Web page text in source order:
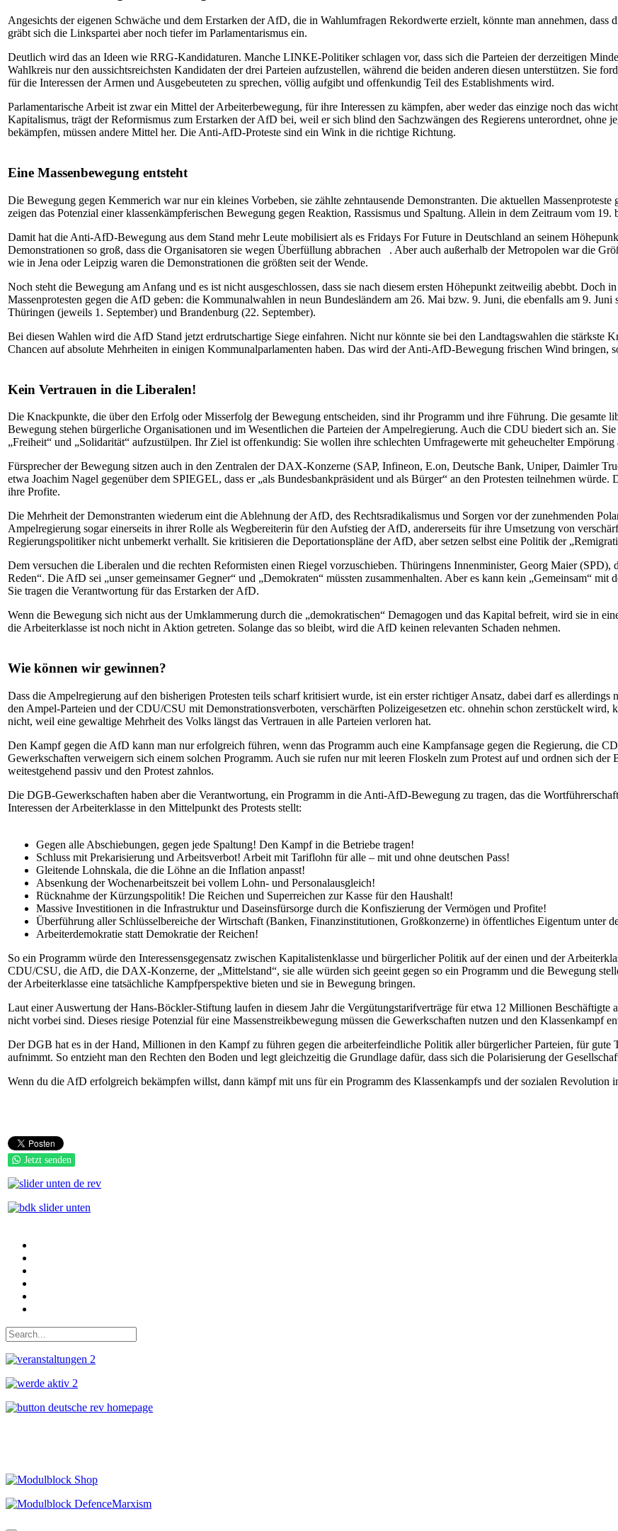
Angesichts der eigenen Schwäche und dem Erstarken der AfD, die in Wahlumfragen Rekordwerte erzielt, könnte man annehmen,
gräbt sich die Linkspartei aber noch tiefer im Parlamentarismus ein.
Deutlich wird das an Ideen wie RRG-Kandidaturen. Manche LINKE-Politiker schlagen vor, dass sich die Parteien der derzeitigen
Wahlkreis nur den aussichtsreichsten Kandidaten der drei Parteien aufzustellen, während die beiden anderen diesen unterstützen. Sie
für die Interessen der Armen und Ausgebeuteten zu sprechen, völlig aufgibt und offenkundig Teil des Establishments wird.
Parlamentarische Arbeit ist zwar ein Mittel der Arbeiterbewegung, für ihre Interessen zu kämpfen, aber weder das einzige noch das
Kapitalismus, trägt der Reformismus zum Erstarken der AfD bei, weil er sich blind den Sachzwängen des Regierens unterordnet, ohne
bekämpfen, müssen andere Mittel her. Die Anti-AfD-Proteste sind ein Wink in die richtige Richtung.
Eine Massenbewegung entsteht
Die Bewegung gegen Kemmerich war nur ein kleines Vorbeben, sie zählte zehntausende Demonstranten. Die aktuellen
zeigen das Potenzial einer klassenkämpferischen Bewegung gegen Reaktion, Rassismus und Spaltung. Allein in dem Zeitraum vom
Damit hat die Anti-AfD-Bewegung aus dem Stand mehr Leute mobilisiert als es Fridays For Future in Deutschland an seinem
Demonstrationen so groß, dass die Organisatoren sie wegen Überfüllung abbrachen . Aber auch außerhalb der Metropolen war die
wie in Jena oder Leipzig waren die Demonstrationen die größten seit der Wende.
Noch steht die Bewegung am Anfang und es ist nicht ausgeschlossen, dass sie nach diesem ersten Höhepunkt zeitweilig abebbt. Doch
Massenprotesten gegen die AfD geben: die Kommunalwahlen in neun Bundesländern am 26. Mai bzw. 9. Juni, die ebenfalls am 9.
Thüringen (jeweils 1. September) und Brandenburg (22. September).
Bei diesen Wahlen wird die AfD Stand jetzt erdrutschartige Siege einfahren. Nicht nur könnte sie bei den Landtagswahlen die stärkste
Chancen auf absolute Mehrheiten in einigen Kommunalparlamenten haben. Das wird der Anti-AfD-Bewegung frischen Wind bringen,
Kein Vertrauen in die Liberalen!
Die Knackpunkte, die über den Erfolg oder Misserfolg der Bewegung entscheiden, sind ihr Programm und ihre Führung. Die gesamte
Bewegung stehen bürgerliche Organisationen und im Wesentlichen die Parteien der Ampelregierung. Auch die CDU biedert sich an.
„Freiheit“ und „Solidarität“ aufzustülpen. Ihr Ziel ist offenkundig: Sie wollen ihre schlechten Umfragewerte mit geheuchelter
Fürsprecher der Bewegung sitzen auch in den Zentralen der DAX-Konzerne (SAP, Infineon, E.on, Deutsche Bank, Uniper, Daimler
etwa Joachim Nagel gegenüber dem SPIEGEL, dass er „als Bundesbankpräsident und als Bürger“ an den Protesten teilnehmen
ihre Profite.
Die Mehrheit der Demonstranten wiederum eint die Ablehnung der AfD, des Rechtsradikalismus und Sorgen vor der zunehmenden
Ampelregierung sogar einerseits in ihrer Rolle als Wegbereiterin für den Aufstieg der AfD, andererseits für ihre Umsetzung von
Regierungspolitiker nicht unbemerkt verhallt. Sie kritisieren die Deportationspläne der AfD, aber setzen selbst eine Politik der
Dem versuchen die Liberalen und die rechten Reformisten einen Riegel vorzuschieben. Thüringens Innenminister, Georg Maier
Reden“. Die AfD sei „unser gemeinsamer Gegner“ und „Demokraten“ müssten zusammenhalten. Aber es kann kein „Gemeinsam“
Sie tragen die Verantwortung für das Erstarken der AfD.
Wenn die Bewegung sich nicht aus der Umklammerung durch die „demokratischen“ Demagogen und das Kapital befreit, wird sie in
die Arbeiterklasse ist noch nicht in Aktion getreten. Solange das so bleibt, wird die AfD keinen relevanten Schaden nehmen.
Wie können wir gewinnen?
Dass die Ampelregierung auf den bisherigen Protesten teils scharf kritisiert wurde, ist ein erster richtiger Ansatz, dabei darf es
den Ampel-Parteien und der CDU/CSU mit Demonstrationsverboten, verschärften Polizeigesetzen etc. ohnehin schon zerstückelt
nicht, weil eine gewaltige Mehrheit des Volks längst das Vertrauen in alle Parteien verloren hat.
Den Kampf gegen die AfD kann man nur erfolgreich führen, wenn das Programm auch eine Kampfansage gegen die Regierung, die
Gewerkschaften verweigern sich einem solchen Programm. Auch sie rufen nur mit leeren Floskeln zum Protest auf und ordnen sich
weitestgehend passiv und den Protest zahnlos.
Die DGB-Gewerkschaften haben aber die Verantwortung, ein Programm in die Anti-AfD-Bewegung zu tragen, das die
Interessen der Arbeiterklasse in den Mittelpunkt des Protests stellt:
Gegen alle Abschiebungen, gegen jede Spaltung! Den Kampf in die Betriebe tragen!
Schluss mit Prekarisierung und Arbeitsverbot! Arbeit mit Tariflohn für alle – mit und ohne deutschen Pass!
Gleitende Lohnskala, die die Löhne an die Inflation anpasst!
Absenkung der Wochenarbeitszeit bei vollem Lohn- und Personalausgleich!
Rücknahme der Kürzungspolitik! Die Reichen und Superreichen zur Kasse für den Haushalt!
Massive Investitionen in die Infrastruktur und Daseinsfürsorge durch die Konfiszierung der Vermögen und Profite!
Überführung aller Schlüsselbereiche der Wirtschaft (Banken, Finanzinstitutionen, Großkonzerne) in öffentliches Eigentum unter
Arbeiterdemokratie statt Demokratie der Reichen!
So ein Programm würde den Interessensgegensatz zwischen Kapitalistenklasse und bürgerlicher Politik auf der einen und der
CDU/CSU, die AfD, die DAX-Konzerne, der „Mittelstand“, sie alle würden sich geeint gegen so ein Programm und die Bewegung
der Arbeiterklasse eine tatsächliche Kampfperspektive bieten und sie in Bewegung bringen.
Laut einer Auswertung der Hans-Böckler-Stiftung laufen in diesem Jahr die Vergütungstarifverträge für etwa 12 Millionen Beschäftigte
nicht vorbei sind. Dieses riesige Potenzial für eine Massenstreikbewegung müssen die Gewerkschaften nutzen und den Klassenkampf
Der DGB hat es in der Hand, Millionen in den Kampf zu führen gegen die arbeiterfeindliche Politik aller bürgerlicher Parteien, für gute
aufnimmt. So entzieht man den Rechten den Boden und legt gleichzeitig die Grundlage dafür, dass sich die Polarisierung der
Wenn du die AfD erfolgreich bekämpfen willst, dann kämpf mit uns für ein Programm des Klassenkampfs und der sozialen Revolution
Jetzt senden